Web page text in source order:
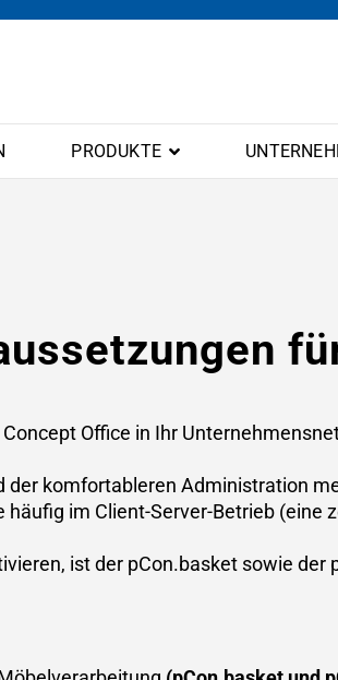
PRODUKTE
Office in Ihr
der komfortableren Administration
häufig im Client-Server-Betrieb
ist der pCon.basket sowie